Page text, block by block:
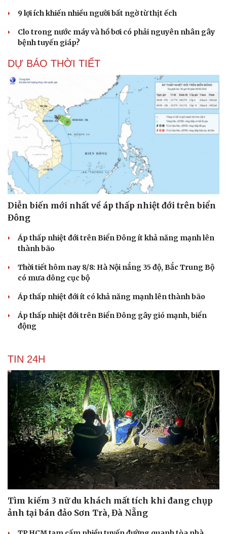
9 lợi ích khiến nhiều người bất ngờ từ thịt ếch
Clo trong nước máy và hồ bơi có phải nguyên nhân gây
bệnh tuyến giáp?
DỰ BÁO THỜI TIẾT
Diễn biến mới nhất về áp thấp nhiệt đới trên biển
Đông
Áp thấp nhiệt đới trên Biển Đông ít khả năng mạnh lên
thành bão
Thời tiết hôm nay 8/8: Hà Nội nắng 35 độ, Bắc Trung Bộ
có mưa dông cục bộ
Áp thấp nhiệt đới ít có khả năng mạnh lên thành bão
Áp thấp nhiệt đới trên Biển Đông gây gió mạnh, biển
động
TIN 24H
Tìm kiếm 3 nữ du khách mất tích khi đang chụp
ảnh tại bán đảo Sơn Trà, Đà Nẵng